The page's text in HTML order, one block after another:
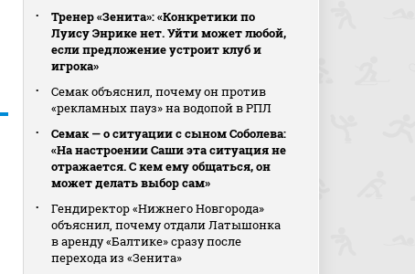
Тренер «Зенита»: «Конкретики по
Луису Энрике нет. Уйти может любой,
если предложение устроит клуб и
игрока»
Семак объяснил, почему он против
«рекламных пауз» на водопой в РПЛ
Семак — о ситуации с сыном Соболева:
«На настроении Саши эта ситуация не
отражается. С кем ему общаться, он
может делать выбор сам»
Гендиректор «Нижнего Новгорода»
объяснил, почему отдали Латышонка
в аренду «Балтике» сразу после
перехода из «Зенита»